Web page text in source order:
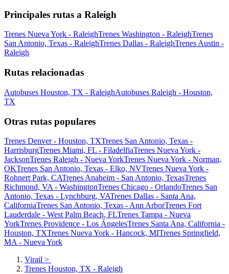
Principales rutas a Raleigh
Trenes Nueva York - RaleighTrenes Washington - RaleighTrenes
San Antonio, Texas - RaleighTrenes Dallas - RaleighTrenes Austin -
Raleigh
Rutas relacionadas
Autobuses Houston, TX - RaleighAutobuses Raleigh - Houston,
TX
Otras rutas populares
Trenes Denver - Houston, TXTrenes San Antonio, Texas -
HarrisburgTrenes Miami, FL - FiladelfiaTrenes Nueva York -
JacksonTrenes Raleigh - Nueva YorkTrenes Nueva York - Norman,
OKTrenes San Antonio, Texas - Elko, NVTrenes Nueva York -
Rohnert Park, CATrenes Anaheim - San Antonio, TexasTrenes
Richmond, VA - WashingtonTrenes Chicago - OrlandoTrenes San
Antonio, Texas - Lynchburg, VATrenes Dallas - Santa Ana,
CaliforniaTrenes San Antonio, Texas - Ann ArborTrenes Fort
Lauderdale - West Palm Beach, FLTrenes Tampa - Nueva
YorkTrenes Providence - Los ÁngelesTrenes Santa Ana, California -
Houston, TXTrenes Nueva York - Hancock, MITrenes Springfield,
MA - Nueva York
Virail >
Trenes Houston, TX - Raleigh